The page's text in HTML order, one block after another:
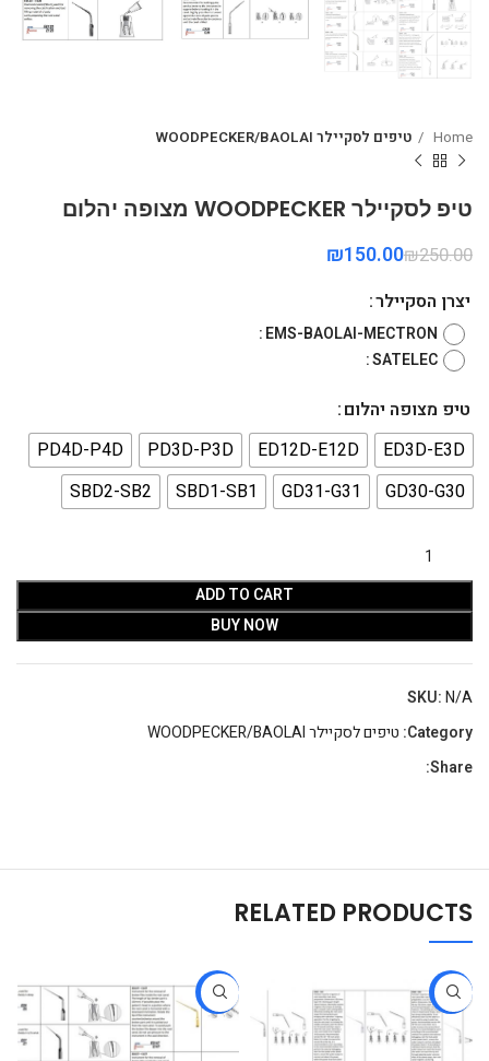
Home טיפים לסקיילר WOODPECKER/BAOLAI
טיפ לסקיילר WOODPECKER מצופה יהלום
₪250.00
₪150.00
יצרן הסקיילר
EMS-BAOLAI-MECTRON
SATELEC
טיפ מצופה יהלום
ED3D-E3D
ED12D-E12D
PD3D-P3D
PD4D-P4D
GD30-G30
GD31-G31
SBD1-SB1
SBD2-SB2
ADD TO CART
BUY NOW
SKU:N/A
Category: טיפים לסקיילר WOODPECKER/BAOLAI
Share:
RELATED PRODUCTS
-40%
-40%